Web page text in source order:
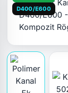
D400/E600